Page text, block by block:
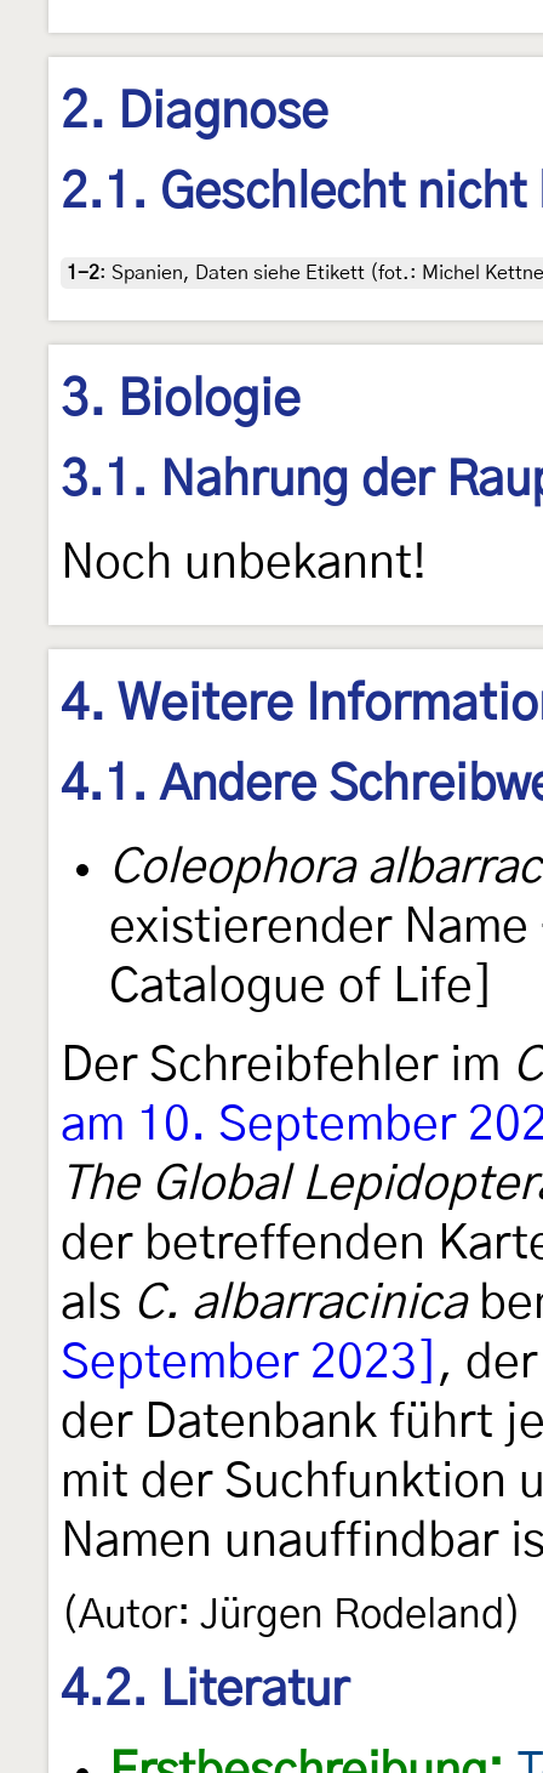
2. Diagnose
2.1. Geschlecht nicht
1-2: Spanien, Daten siehe Etikett (fot.: Michel
3. Biologie
3.1. Nahrung der
Noch unbekannt!
4. Weitere
4.1. Andere
Coleophora
existierender
Catalogue of Life]
Der Schreibfehler im
am 10. September
The Global
der betreffenden
als C. albarracinica
September 2023] ,
der Datenbank führt
mit der Suchfunktion
Namen unauffindbar
(Autor: Jürgen Rodeland)
4.2. Literatur